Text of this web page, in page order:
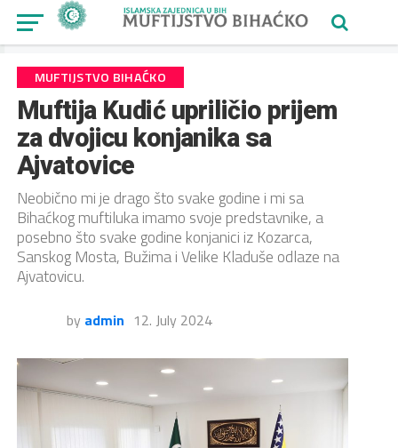
MUFTIJSTVO BIHAĆKO
Muftija Kudić upriličio prijem
za dvojicu konjanika sa
Ajvatovice
Neobično mi je drago što svake godine i mi sa
Bihaćkog muftiluka imamo svoje predstavnike, a
posebno što svake godine konjanici iz Kozarca,
Sanskog Mosta, Bužima i Velike Kladuše odlaze na
Ajvatovicu.
by admin 12. July 2024